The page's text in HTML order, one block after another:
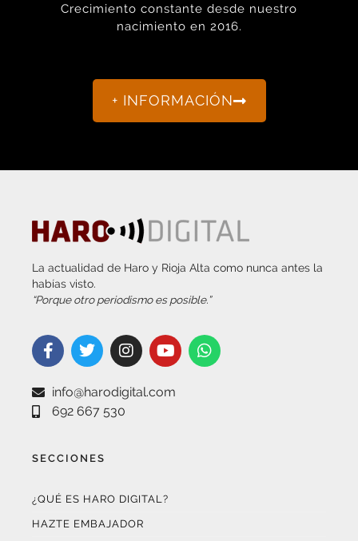
Crecimiento constante desde nuestro
nacimiento en 2016.
+ INFORMACIÓN
La actualidad de Haro y Rioja Alta como nunca antes la
habías visto.
“Porque otro periodismo es posible.”
info@harodigital.com
692 667 530
SECCIONES
¿QUÉ ES HARO DIGITAL?
HAZTE EMBAJADOR